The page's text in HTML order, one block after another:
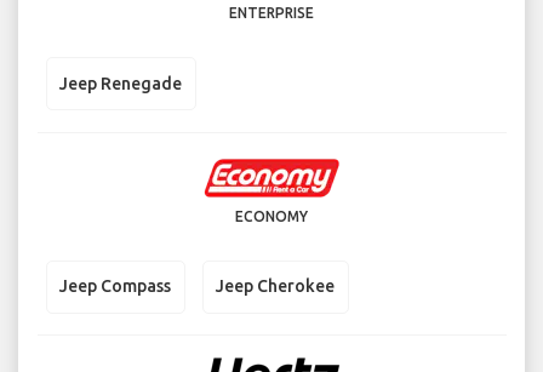
ENTERPRISE
Jeep Renegade
ECONOMY
Jeep Compass Jeep Cherokee